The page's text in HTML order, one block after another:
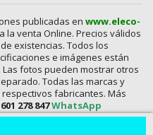
publicadas en www.eleco-
la venta Online. Precios válidos
existencias. Todos los
e imágenes están
fotos pueden mostrar otros
Todas las marcas y
fabricantes. Más
601 278 847WhatsApp